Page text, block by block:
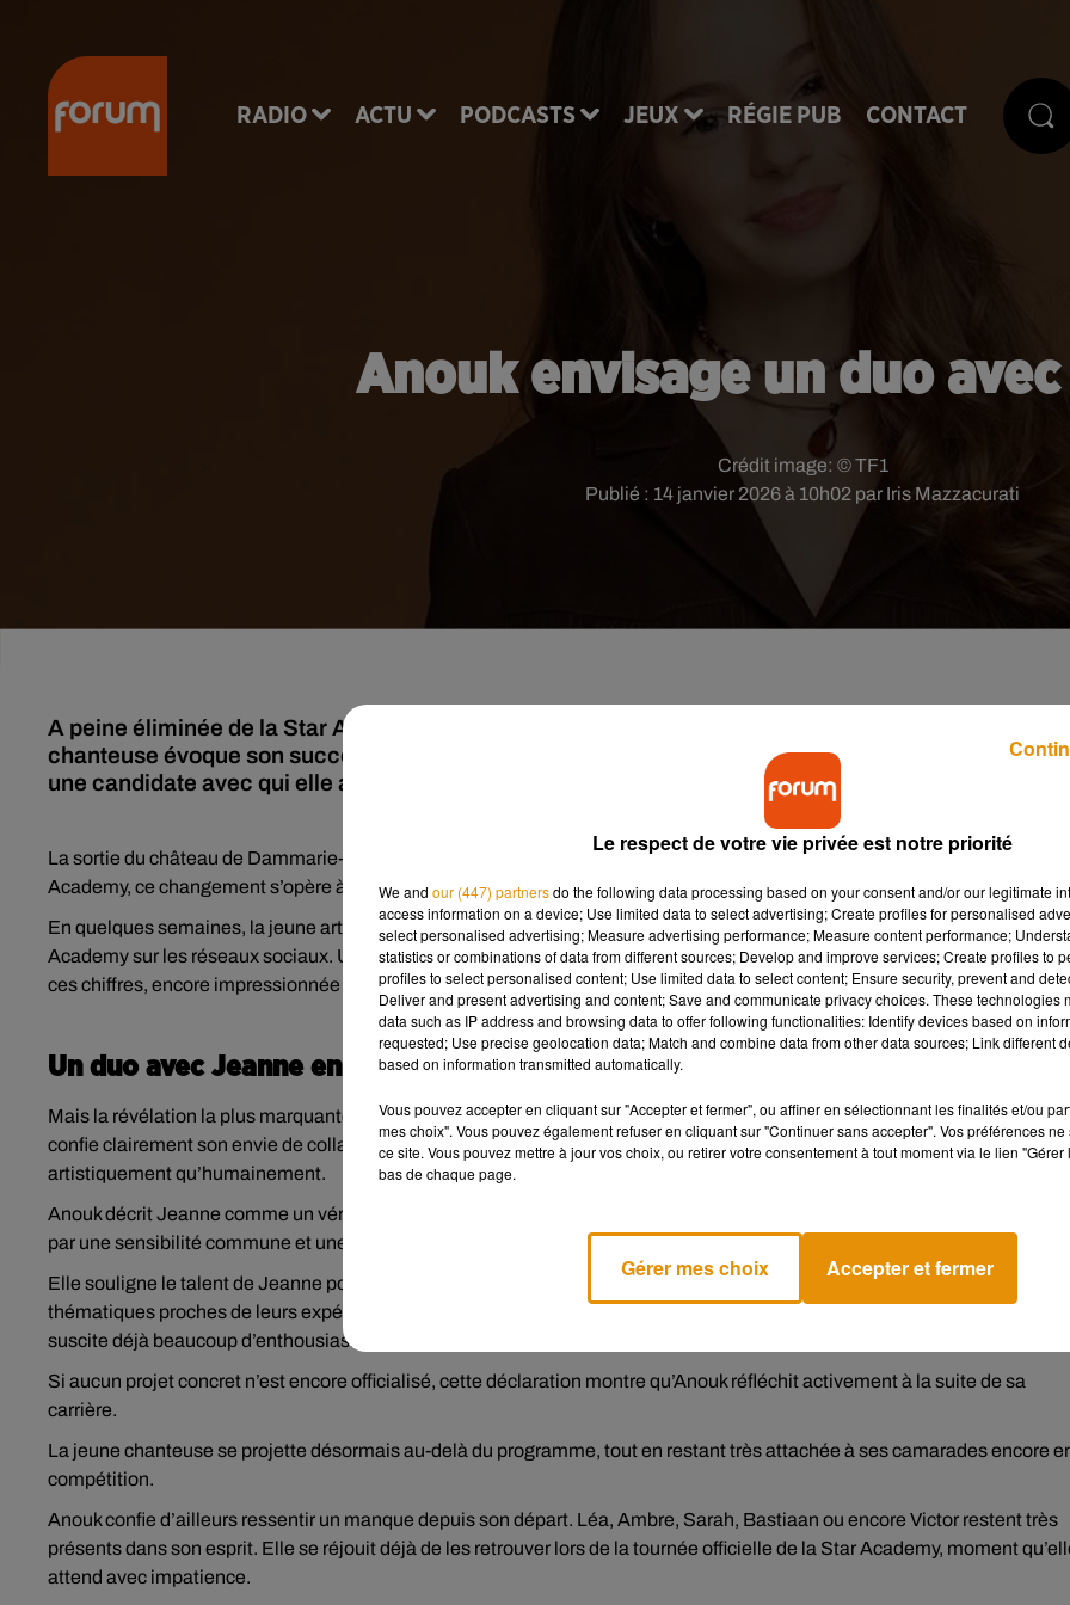
RADIO ACTU PODCASTS JEUX RÉGIE PUB CONTACT
Anouk envisage un duo avec
Publié : 14 janvier 2026 à 10h02 par Iris Mazzacurati
Crédit image: © TF1
A peine éliminée de la Star Academy, Anouk se confie sur la suite de son aventure. La jeune
chanteuse évoque son succès fulgurant et révèle son envie de travailler sur un duo avec Jeanne,
une candidate avec qui elle a tissé un lien fort.
La sortie du château de Dammarie-les-Lys marque souvent un tournant décisif. Pour Anouk, ancienne élève de la Star
Academy, ce changement s’opère à grande vitesse, comme elle l’a confié dans une interview.
En quelques semaines, la jeune artiste s’est hissée parmi les candidats les plus suivis de l’histoire récente de la Star
Academy sur les réseaux sociaux. Une ascension fulgurante qui la laisse sans voix. Elle avoue ne pas réaliser l’impact de
ces chiffres, encore impressionnée par l’engouement du public autour de son parcours.
Un duo avec Jeanne en réflexion
Mais la révélation la plus marquante concerne l’après-Star Academy. Interrogée sur ses affinités au sein du château,
confie clairement son envie de collaborer avec Jeanne. Un duo Anouk/Jeanne qui, selon elle, ferait sens aussi bien
artistiquement qu’humainement.
Anouk décrit Jeanne comme un véritable pilier durant l’aventure. Leur complicité s’est construite au fil des semaines,
par une sensibilité commune et une vision similaire de la musique.
Elle souligne le talent de Jeanne pour l’écriture et la composition, estimant qu’elles pourraient aborder ensemble des
thématiques proches de leurs expériences personnelles. Pour les fans de la Star Academy, l’idée d’un duo Anouk Jeanne
suscite déjà beaucoup d’enthousiasme.
Si aucun projet concret n’est encore officialisé, cette déclaration montre qu’Anouk réfléchit activement à la suite de sa
carrière.
La jeune chanteuse se projette désormais au-delà du programme, tout en restant très attachée à ses camarades encore
compétition.
Anouk confie d’ailleurs ressentir un manque depuis son départ. Léa, Ambre, Sarah, Bastiaan ou encore Victor restent très
présents dans son esprit. Elle se réjouit déjà de les retrouver lors de la tournée officielle de la Star Academy, moment
attend avec impatience.
Le respect de votre vie privée est notre priorité
We and our (447) partnersdo the following data processing based on your consent and/or our legitimate
access information on a device; Use limited data to select advertising; Create profiles for personalised
select personalised advertising; Measure advertising performance; Measure content performance;
statistics or combinations of data from different sources; Develop and improve services; Create profiles to
profiles to select personalised content; Use limited data to select content; Ensure security, prevent and
Deliver and present advertising and content; Save and communicate privacy choices. These technologies
data such as IP address and browsing data to offer following functionalities: Identify devices based on
requested; Use precise geolocation data; Match and combine data from other data sources; Link different
based on information transmitted automatically.
Vous pouvez accepter en cliquant sur "Accepter et fermer", ou affiner en sélectionnant les finalités et/ou
mes choix". Vous pouvez également refuser en cliquant sur "Continuer sans accepter". Vos préférences
ce site. Vous pouvez mettre à jour vos choix, ou retirer votre consentement à tout moment via le lien
bas de chaque page.
Gérer mes choix Accepter et fermer